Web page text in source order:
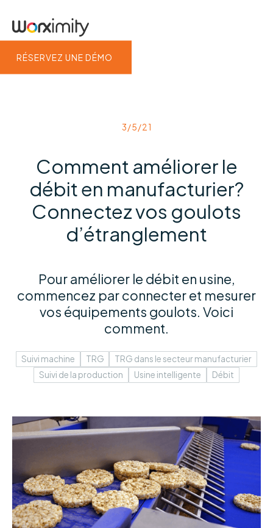
RÉSERVEZ UNE DÉMO
3/5/21
Comment améliorer le
débit en manufacturier?
Connectez vos goulots
d’étranglement
Pour améliorer le débit en usine,
commencez par connecter et mesurer
vos équipements goulots. Voici
comment.
Suivi machine TRG
TRG dans le secteur manufacturier
Suivi de la production
Usine intelligente Débit